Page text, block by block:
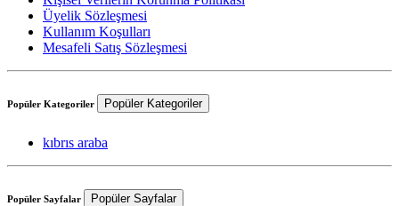
Üyelik Sözleşmesi
Kullanım Koşulları
Mesafeli Satış Sözleşmesi
Popüler Kategoriler Popüler Kategoriler
kıbrıs araba
Popüler Sayfalar Popüler Sayfalar